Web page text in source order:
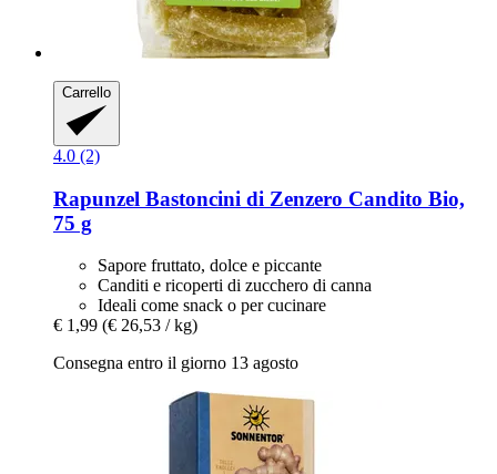
Carrello
4.0 (2)
Rapunzel Bastoncini di Zenzero Candito Bio,
75 g
Sapore fruttato, dolce e piccante
Canditi e ricoperti di zucchero di canna
Ideali come snack o per cucinare
€ 1,99 (€ 26,53 / kg)
Consegna entro il giorno 13 agosto